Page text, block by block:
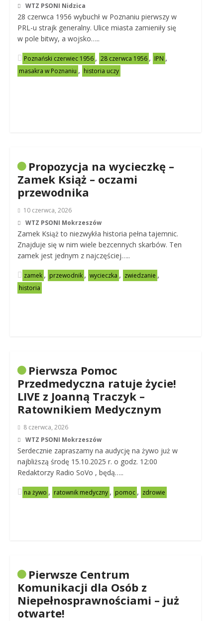
WTZ PSONI Nidzica
28 czerwca 1956 wybuchł w Poznaniu pierwszy w
PRL-u strajk generalny. Ulice miasta zamieniły się
w pole bitwy, a wojsko…..
Poznański czerwiec 1956 , 28 czerwca 1956 , IPN ,
masakra w Poznaniu , historia uczy
Propozycja na wycieczkę –
Zamek Książ – oczami
przewodnika
10 czerwca, 2026
WTZ PSONI Mokrzeszów
Zamek Książ to niezwykła historia pełna tajemnic.
Znajduje się w nim wiele bezcennych skarbów. Ten
zamek jest jednym z najczęściej…..
zamek , przewodnik , wycieczka , zwiedzanie ,
historia
Pierwsza Pomoc
Przedmedyczna ratuje życie!
LIVE z Joanną Traczyk –
Ratownikiem Medycznym
8 czerwca, 2026
WTZ PSONI Mokrzeszów
Serdecznie zapraszamy na audycję na żywo już w
najbliższą środę 15.10.2025 r. o godz. 12:00
Redaktorzy Radio SoVo , będą…..
na żywo , ratownik medyczny , pomoc , zdrowie
Pierwsze Centrum
Komunikacji dla Osób z
Niepełnosprawnościami – już
otwarte!